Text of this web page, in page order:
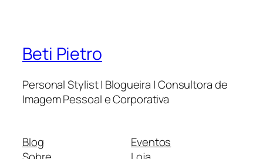
Beti Pietro
Personal Stylist | Blogueira | Consultora de
Imagem Pessoal e Corporativa
Blog
Eventos